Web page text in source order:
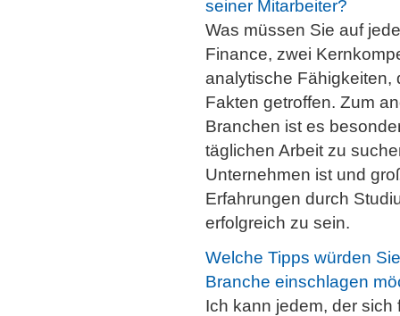
seiner Mitarbeiter?
Was müssen Sie auf
Finance, zwei
analytische Fähigkeiten,
Fakten getroffen. Zum
Branchen ist es
täglichen Arbeit zu
Unternehmen ist und
Erfahrungen durch
erfolgreich zu sein.
Welche Tipps würden
Branche einschlagen
Ich kann jedem, der sich